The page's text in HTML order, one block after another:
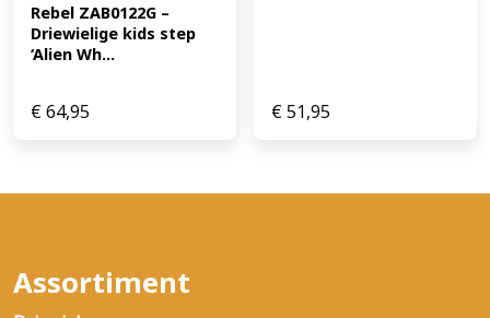
Rebel ZAB0122G –
Driewielige kids step
‘Alien Wh...
€64,95 €51,95
Assortiment